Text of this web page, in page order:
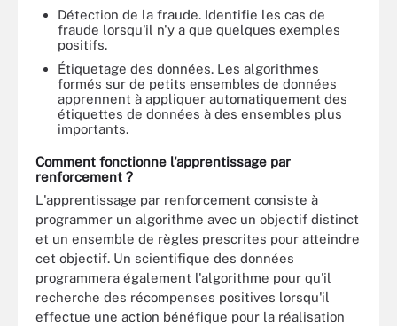
Détection de la fraude. Identifie les cas de
fraude lorsqu'il n'y a que quelques exemples
positifs.
Étiquetage des données. Les algorithmes
formés sur de petits ensembles de données
apprennent à appliquer automatiquement des
étiquettes de données à des ensembles plus
importants.
Comment fonctionne l'apprentissage par
renforcement ?
L'apprentissage par renforcement consiste à
programmer un algorithme avec un objectif distinct
et un ensemble de règles prescrites pour atteindre
cet objectif. Un scientifique des données
programmera également l'algorithme pour qu'il
recherche des récompenses positives lorsqu'il
effectue une action bénéfique pour la réalisation